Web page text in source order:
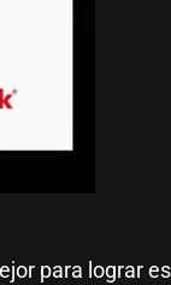
para lograr